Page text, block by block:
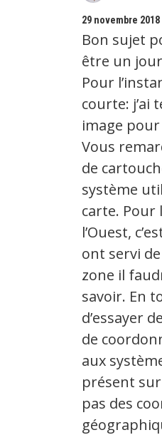
29 novembre 2018
Bon sujet
être un
Pour
courte: j’ai
image
Vous
de
système
carte. Pour
l’Ouest,
ont servi
zone il
savoir. En
d’essayer
de
aux
présent
pas des